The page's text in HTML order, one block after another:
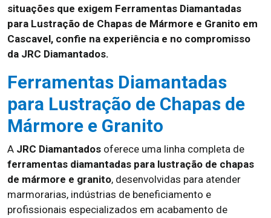
situações que exigem Ferramentas Diamantadas
para Lustração de Chapas de Mármore e Granito em
Cascavel, confie na experiência e no compromisso
da JRC Diamantados.
Ferramentas Diamantadas
para Lustração de Chapas de
Mármore e Granito
A JRC Diamantados oferece uma linha completa de
ferramentas diamantadas para lustração de chapas
de mármore e granito, desenvolvidas para atender
marmorarias, indústrias de beneficiamento e
profissionais especializados em acabamento de